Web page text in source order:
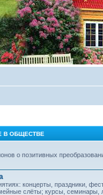
В ОБЩЕСТВЕ
о позитивных
концерты, праздники,
слёты; курсы, семинары,